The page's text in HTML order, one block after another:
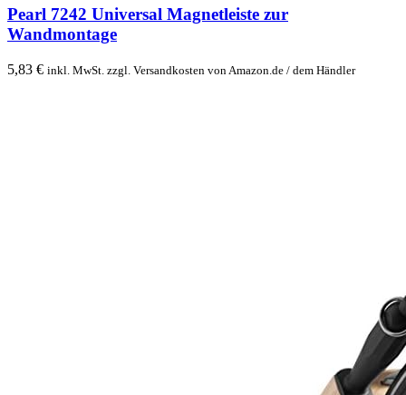
Pearl 7242 Universal Magnetleiste zur
Wandmontage
5,83 € inkl. MwSt. zzgl. Versandkosten von Amazon.de / dem Händler